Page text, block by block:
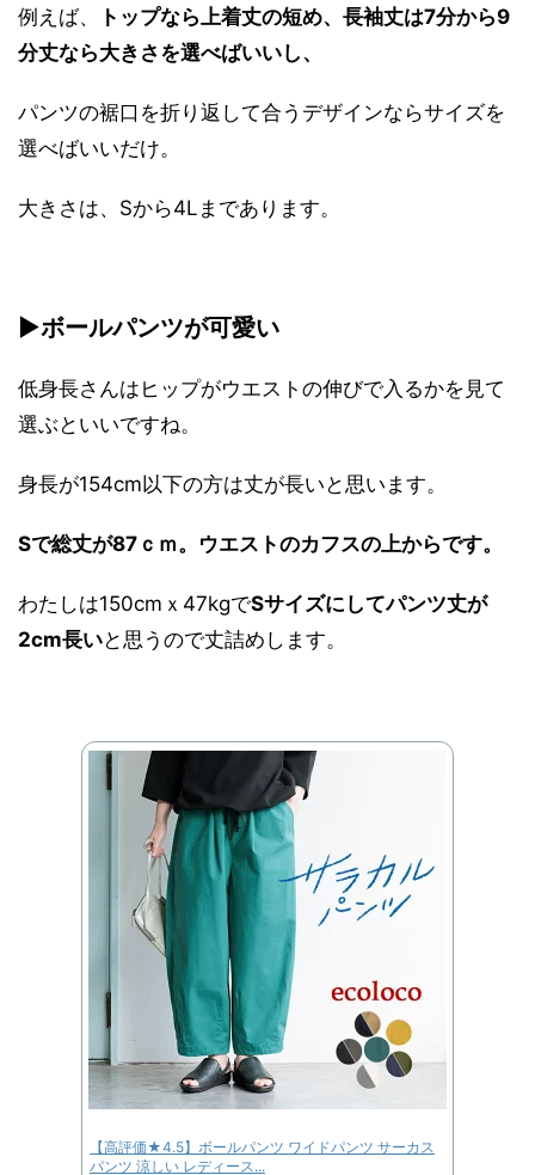
例えば、
トップなら上着丈の短め、長袖丈は7分から9
分丈なら大きさを選べばいいし、
パンツの裾口を折り返して合うデザインならサイズを
選べばいいだけ。
大きさは、Sから4Lまであります。
▶ボールパンツが可愛い
低身長さんはヒップがウエストの伸びで入るかを見て
選ぶといいですね。
身長が154cm以下の方は丈が長いと思います。
Sで総丈が87ｃｍ。ウエストのカフスの上からです。
わたしは150cmｘ47kgでSサイズにしてパンツ丈が
2cm長いと思うので丈詰めします。
【高評価★4.5】ボールパンツ ワイドパンツ サーカス
パンツ 涼しい レディース...